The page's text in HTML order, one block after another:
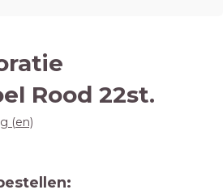
Rood 22st.
(en)